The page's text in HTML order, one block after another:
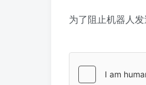
为了阻止机器人